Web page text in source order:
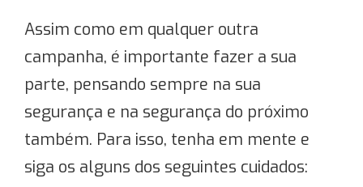
Assim como em qualquer outra
campanha, é importante fazer a sua
parte, pensando sempre na sua
segurança e na segurança do próximo
também. Para isso, tenha em mente e
siga os alguns dos seguintes cuidados: